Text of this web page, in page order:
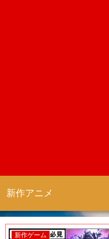
新作アニメ
新作ゲーム